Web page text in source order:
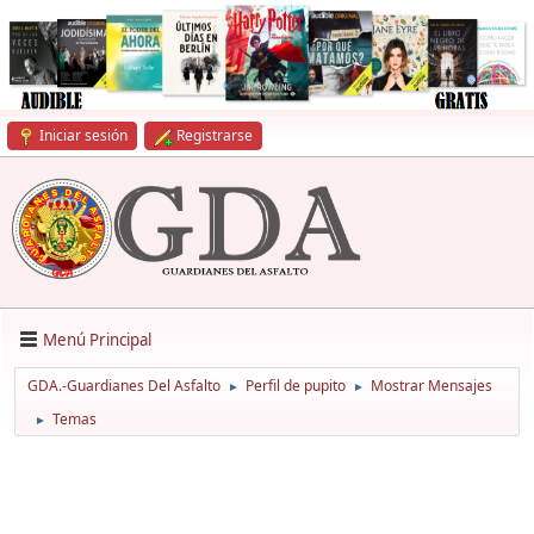
Iniciar sesión Registrarse
Menú Principal
GDA.-Guardianes Del Asfalto ► Perfil de pupito ► Mostrar Mensajes
► Temas